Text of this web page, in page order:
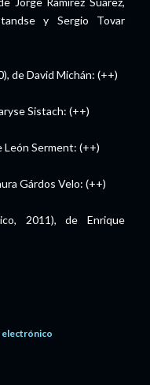
y Sergio Tovar
de David Michán: (++)
Sistach: (++)
León Serment: (++)
Gárdos Velo: (++)
2011), de Enrique
electrónico